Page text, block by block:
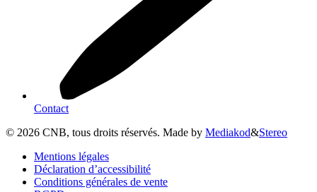
Contact
© 2026 CNB, tous droits réservés. Made by Mediakod&Stereo
Mentions légales
Déclaration d’accessibilité
Conditions générales de vente